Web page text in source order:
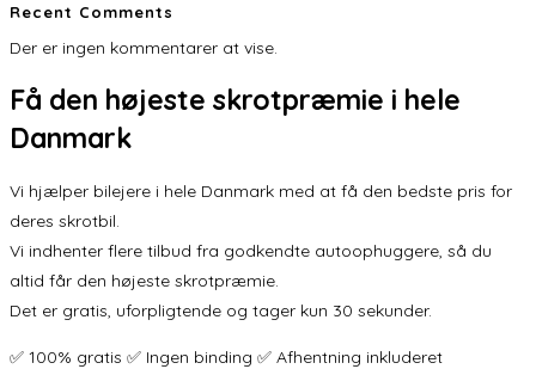
Recent Comments
Der er ingen kommentarer at vise.
Få den højeste skrotpræmie i hele
Danmark
Vi hjælper bilejere i hele Danmark med at få den bedste pris for
deres skrotbil.
Vi indhenter flere tilbud fra godkendte autoophuggere, så du
altid får den højeste skrotpræmie.
Det er gratis, uforpligtende og tager kun 30 sekunder.
✅ 100% gratis ✅ Ingen binding ✅ Afhentning inkluderet